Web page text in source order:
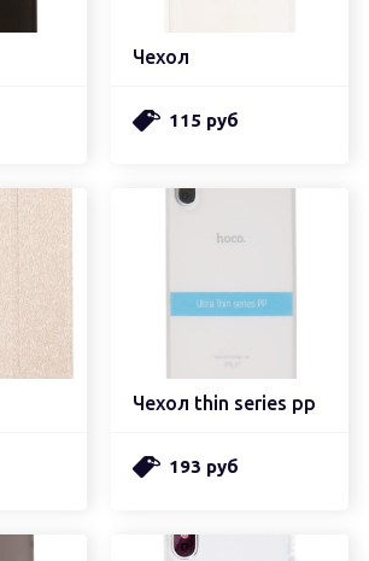
Чехол
115 руб
Чехол thin series pp
193 руб